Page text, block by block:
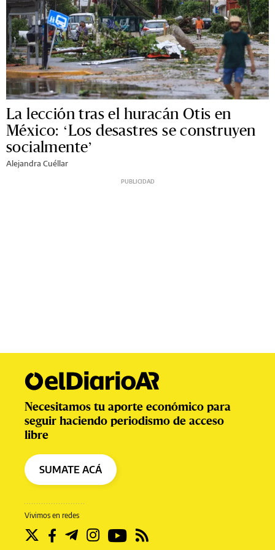
La lección tras el huracán Otis en
México: ‘Los desastres se construyen
socialmente’
Alejandra Cuéllar
Vivimos en redes
Necesitamos tu aporte económico para
seguir haciendo periodismo de acceso
libre
SUMATE ACÁ